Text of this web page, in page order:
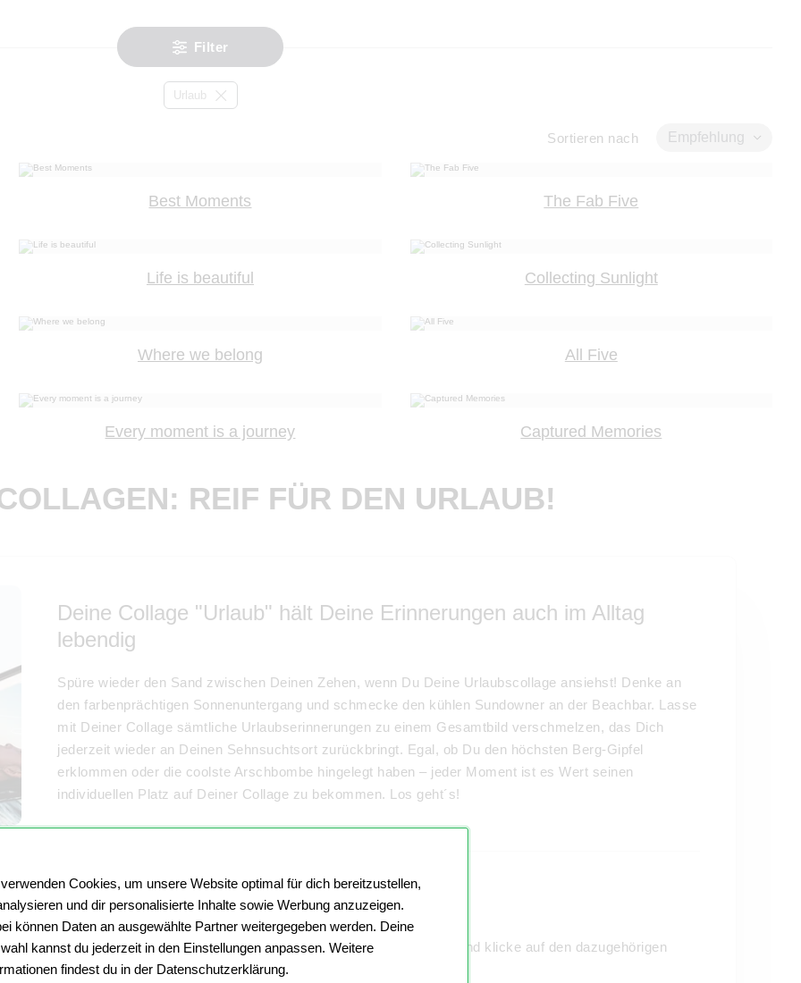
Cookies, um unsere Website optimal für dich bereitzustellen,
und dir personalisierte Inhalte sowie Werbung anzuzeigen.
können Daten an ausgewählte Partner weitergegeben werden. Deine
kannst du jederzeit in den Einstellungen anpassen. Weitere
findest du in der Datenschutzerklärung.
Filter
Urlaub
Sortieren nach Empfehlung
Best Moments The Fab Five
Life is beautiful Collecting Sunlight
Where we belong All Five
Every moment is a journey Captured Memories
REIF FÜR DEN URLAUB!
Deine Collage "Urlaub" hält Deine Erinnerungen auch im Alltag
lebendig
Spüre wieder den Sand zwischen Deinen Zehen, wenn Du Deine Urlaubscollage ansiehst! Denke an
den farbenprächtigen Sonnenuntergang und schmecke den kühlen Sundowner an der Beachbar. Lasse
mit Deiner Collage sämtliche Urlaubserinnerungen zu einem Gesamtbild verschmelzen, das Dich
jederzeit wieder an Deinen Sehnsuchtsort zurückbringt. Egal, ob Du den höchsten Berg-Gipfel
erklommen oder die coolste Arschbombe hingelegt haben – jeder Moment ist es Wert seinen
individuellen Platz auf Deiner Collage zu bekommen. Los geht´s!
So erstellest Du Deine Collage "Urlaub"
Wähle das Material und das Format für Deine Collage aus und klicke auf den dazugehörigen
Button. So kommst Du in den Collagen-Konfigurator.